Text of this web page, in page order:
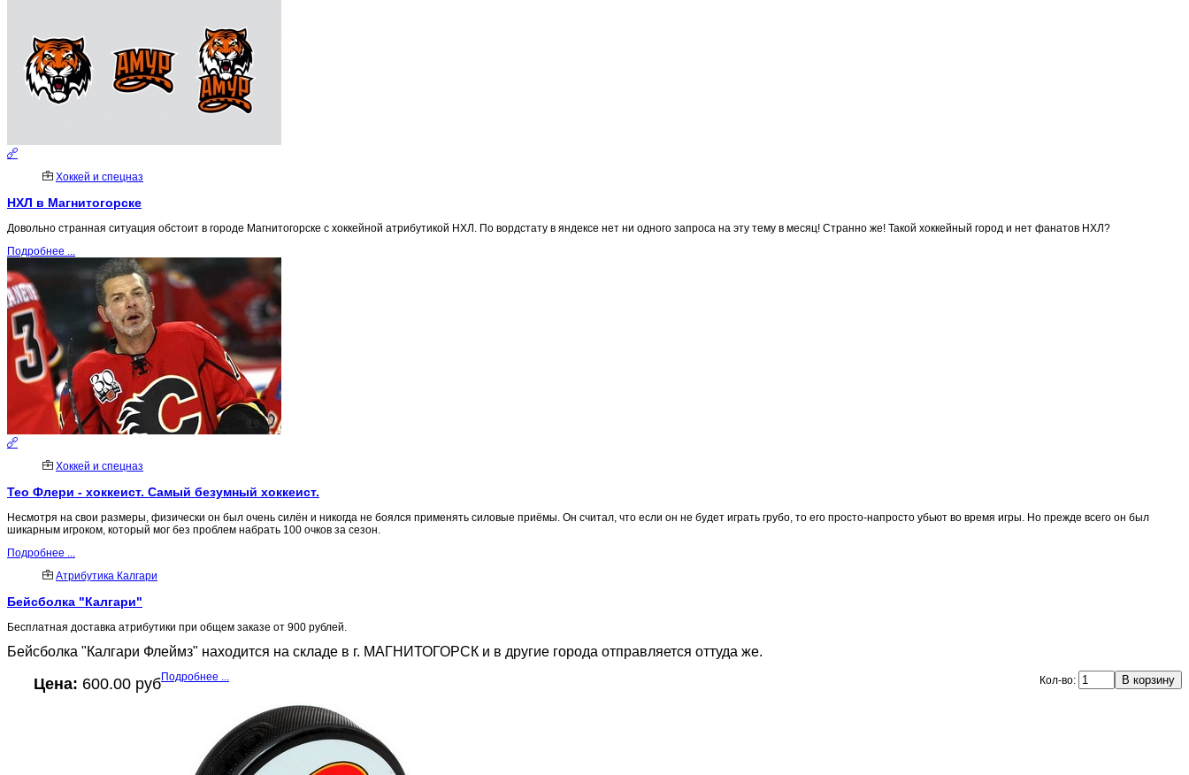
Хоккей и спецназ
НХЛ в Магнитогорске
Довольно странная ситуация обстоит в городе Магнитогорске с хоккейной атрибутикой НХЛ. По вордстату в яндексе нет ни одного запроса на эту тему в месяц! Странно же! Такой хоккейный город и нет фанатов НХЛ?
Подробнее ...
Хоккей и спецназ
Тео Флери - хоккеист. Самый безумный хоккеист.
Несмотря на свои размеры, физически он был очень силён и никогда не боялся применять силовые приёмы. Он считал, что если он не будет играть грубо, то его просто-напросто убьют во время игры. Но прежде всего он был
шикарным игроком, который мог без проблем набрать 100 очков за сезон.
Подробнее ...
Атрибутика Калгари
Бейсболка "Калгари"
Бесплатная доставка атрибутики при общем заказе от 900 рублей.
Бейсболка "Калгари Флеймз" находится на складе в г. МАГНИТОГОРСК и в другие города отправляется оттуда же.
Цена: 600.00 руб Кол-во:
Подробнее ...